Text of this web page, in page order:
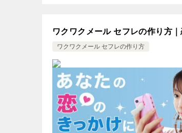
ワクワクメール セフレの作り方
ワクワクメール セフレの作り方